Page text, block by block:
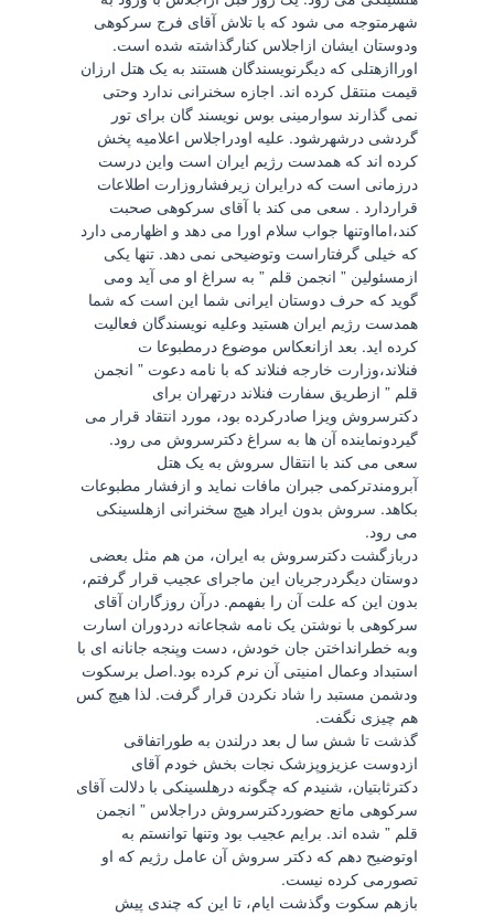
شهرمتوجه می شود که با تلاش آقای فرج سرکوهی
ودوستان ایشان ازاجلاس کنارگذاشته شده است.
اوراازهتلی که دیگرنویسندگان هستند به یک هتل ارزان
قیمت منتقل کرده اند. اجازه سخنرانی ندارد وحتی
نمی گذارند سوارمینی بوس نویسند گان برای تور
گردشی درشهرشود. علیه اودراجلاس اعلامیه پخش
کرده اند که همدست رژیم ایران است واین درست
درزمانی است که درایران زیرفشاروزارت اطلاعات
قراردارد . سعی می کند با آقای سرکوهی صحبت
کند،امااوتنها جواب سلام اورا می دهد و اظهارمی دارد
که خیلی گرفتاراست وتوضیحی نمی دهد. تنها یکی
ازمسئولین ” انجمن قلم ” به سراغ او می آید ومی
گوید که حرف دوستان ایرانی شما این است که شما
همدست رژیم ایران هستید وعلیه نویسندگان فعالیت
کرده اید. بعد ازانعکاس موضوع درمطبوعا ت
فنلاند،وزارت خارجه فنلاند که با نامه دعوت ” انجمن
قلم ” ازطریق سفارت فنلاند درتهران برای
دکترسروش ویزا صادرکرده بود، مورد انتقاد قرار می
گیردونماینده آن ها به سراغ دکترسروش می رود.
سعی می کند با انتقال سروش به یک هتل
آبرومندترکمی جبران مافات نماید و ازفشار مطبوعات
بکاهد. سروش بدون ایراد هیچ سخنرانی ازهلسینکی
می رود.
دربازگشت دکترسروش به ایران، من هم مثل بعضی
دوستان دیگردرجریان این ماجرای عجیب قرار گرفتم،
بدون این که علت آن را بفهمم. درآن روزگاران آقای
سرکوهی با نوشتن یک نامه شجاعانه دردوران اسارت
وبه خطرانداختن جان خودش، دست وپنجه جانانه ای با
استبداد وعمال امنیتی آن نرم کرده بود.اصل برسکوت
ودشمن مستبد را شاد نکردن قرار گرفت. لذا هیچ کس
هم چیزی نگفت.
گذشت تا شش سا ل بعد درلندن به طوراتفاقی
ازدوست عزیزوپزشک نجات بخش خودم آقای
دکترثابتیان، شنیدم که چگونه درهلسینکی با دلالت آقای
سرکوهی مانع حضوردکترسروش دراجلاس ” انجمن
قلم ” شده اند. برایم عجیب بود وتنها توانستم به
اوتوضیح دهم که دکتر سروش آن عامل رژیم که او
تصورمی کرده نیست.
بازهم سکوت وگذشت ایام، تا این که چندی پیش